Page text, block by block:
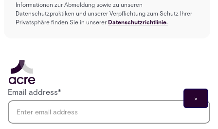
Informationen zur Abmeldung sowie zu unseren
Datenschutzpraktiken und unserer Verpflichtung zum Schutz Ihrer
Privatsphäre finden Sie in unserer Datenschutzrichtlinie.
Email address*